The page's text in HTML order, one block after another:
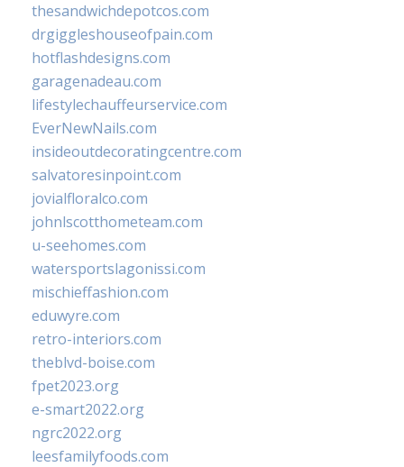
thesandwichdepotcos.com
drgiggleshouseofpain.com
hotflashdesigns.com
garagenadeau.com
lifestylechauffeurservice.com
EverNewNails.com
insideoutdecoratingcentre.com
salvatoresinpoint.com
jovialfloralco.com
johnlscotthometeam.com
u-seehomes.com
watersportslagonissi.com
mischieffashion.com
eduwyre.com
retro-interiors.com
theblvd-boise.com
fpet2023.org
e-smart2022.org
ngrc2022.org
leesfamilyfoods.com